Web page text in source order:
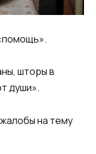
шторы в
души».
на тему